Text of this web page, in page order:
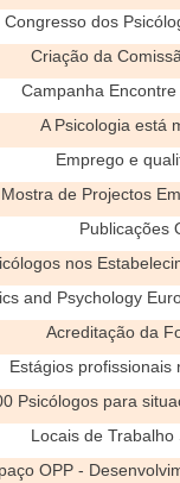
Congresso dos
Criação da
Campanha
A Psicologia está
Emprego e
Mostra de Projectos
Publicações
nos
and Psychology
Acreditação da
Estágios
Psicólogos para
Locais de
OPP -